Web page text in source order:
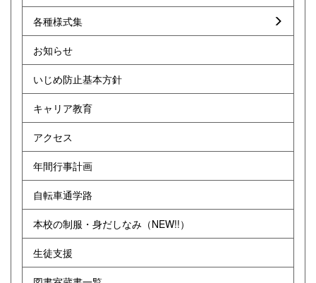
各種様式集
お知らせ
いじめ防止基本方針
キャリア教育
アクセス
年間行事計画
自転車通学路
本校の制服・身だしなみ（NEW!!）
生徒支援